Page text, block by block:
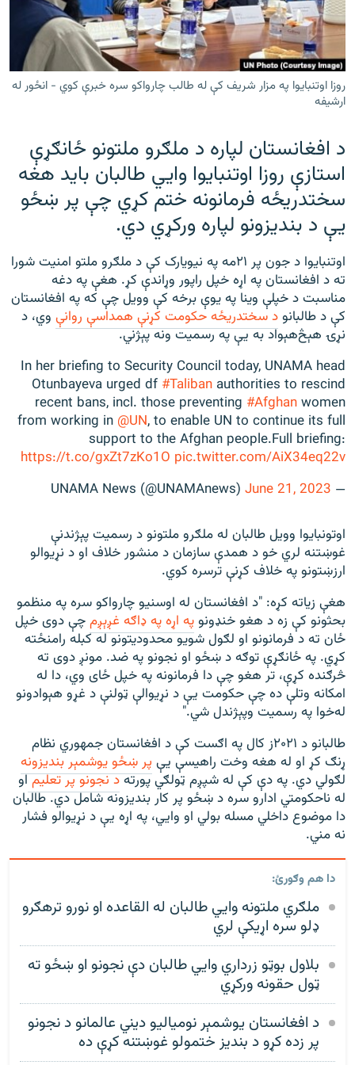
۱۴ ساعته راډیويي خپرونې
Gandhara
موږ وڅارئ
د ازادې اروپا راډیو ټولې ووبپاڼې
روزا اوتنبايوا په مزار شريف کې له طالب چارواکو سره خبرې کوي - انځور له
ارشيفه
د افغانستان لپاره د ملګرو ملتونو ځانګړې
استازې روزا اوتنبایوا وايي طالبان بايد هغه
سختدريځه فرمانونه ختم کړي چې پر ښځو
یې د بندیزونو لپاره ورکړي دي.
اوتنبایوا د جون پر ۲۱مه په نیویارک کې د ملګرو ملتو امنیت شورا
ته د افغانستان په اړه خپل راپور وړاندې کړ. هغې په دغه
مناسبت د خپلې وينا په يوې برخه کې وويل چې که په افغانستان
کې د طالبانود سختدريځه حکومت کړنې همداسې روانې وي، د
نړۍ هېڅ‌هېواد به یې په رسميت ونه پېژني.
In her briefing to Security Council today, UNAMA head
Otunbayeva urged df #Taliban authorities to rescind
recent bans, incl. those preventing #Afghanwomen
from working in @UN, to enable UN to continue its full
support to the Afghan people.Full briefing:
https://t.co/gxZt7zKo1O pic.twitter.com/AiX34eq22v
— UNAMA News (@UNAMAnews)
June 21, 2023
اوتونبایوا وویل طالبان له ملګرو ملتونو د رسمیت پېژندنې
غوښتنه لري خو د همدې سازمان د منشور خلاف او د نړيوالو
ارزښتونو په خلاف کړنې ترسره کوي.
هغې زیاته کړه: "د افغانستان له اوسنیو چارواکو سره په منظمو
بحثونو کې زه د هغو خنډونوپه اړه په ډاګه غږېږمچې دوی خپل
ځان ته د فرمانونو او لګول شویو محدودیتونو له کبله رامنځته
کړي. په ځانګړې توګه د ښځو او نجونو په ضد. مونږ دوی ته
څرګنده کړې، تر هغو چې دا فرمانونه په خپل ځای وي، دا له
امکانه وتلې ده چې حکومت یې د نړیوالې ټولنې د غړو هېوادونو
له‌خوا په رسمیت وپېژندل شي."
طالبانو د ۲۰۲۱ز کال په اګست کې د افغانستان جمهوري نظام
ړنګ کړ او له هغه وخت راهیسې یې پر ښځو يوشمېر بندیزونه
لګولي دي. په دې کې له شپږم ټولګي پورتهد نجونو پر تعليماو
له ناحکومتي ادارو سره د ښځو پر کار بندیزونه شامل دي. طالبان
دا موضوع داخلي مسله بولي او وايي، په اړه یې د نړيوالو فشار
نه مني.
دا هم وګورئ:
ملګري ملتونه وايي طالبان له القاعده او نورو ترهګرو
ډلو سره اړيکې لري
بلاول بوټو زرداري وايي طالبان دې نجونو او ښځو ته
ټول حقونه ورکړي
د افغانستان یوشمېر نومیالیو دیني عالمانو د نجونو
پر زده کړو د بندیز ختمولو غوښتنه کړې ده